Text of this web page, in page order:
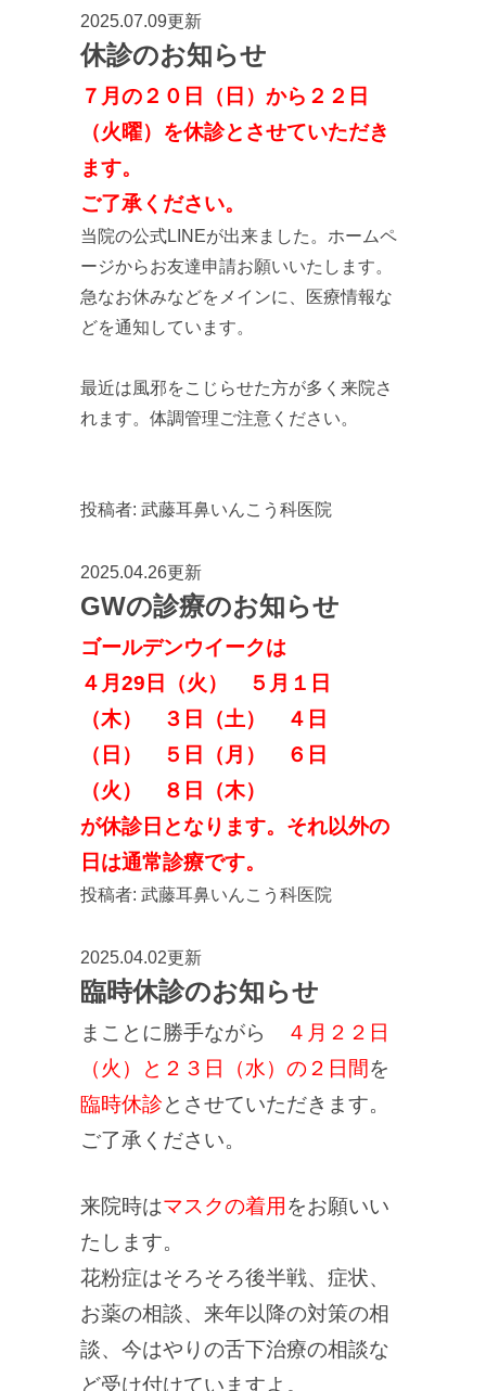
2025.07.09更新
休診のお知らせ
７月の２０日（日）から２２日
（火曜）を休診とさせていただき
ます。
ご了承ください。
当院の公式LINEが出来ました。ホームペ
ージからお友達申請お願いいたします。
急なお休みなどをメインに、医療情報な
どを通知しています。
最近は風邪をこじらせた方が多く来院さ
れます。体調管理ご注意ください。
投稿者: 武藤耳鼻いんこう科医院
2025.04.26更新
GWの診療のお知らせ
ゴールデンウイークは
４月29日（火） ５月１日
（木） ３日（土） ４日
（日） ５日（月） ６日
（火） ８日（木）
が休診日となります。それ以外の
日は通常診療です。
投稿者: 武藤耳鼻いんこう科医院
2025.04.02更新
臨時休診のお知らせ
まことに勝手ながら
４月２２日
（火）と２３日（水）の２日間を
臨時休診とさせていただきます。
ご了承ください。
来院時はマスクの着用 をお願いい
たします。
花粉症はそろそろ後半戦、症状、
お薬の相談、来年以降の対策の相
談、今はやりの舌下治療の相談な
ど受け付けていますよ。